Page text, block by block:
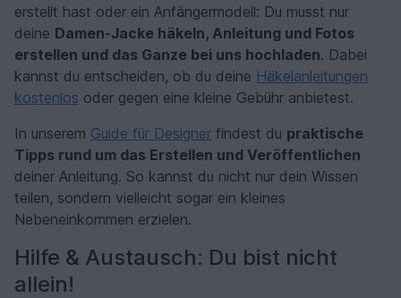
erstellt hast oder ein Anfängermodell: Du musst nur
deine Damen-Jacke häkeln, Anleitung und Fotos
erstellen und das Ganze bei uns hochladen. Dabei
kannst du entscheiden, ob du deine Häkelanleitungen
kostenlos oder gegen eine kleine Gebühr anbietest.
In unserem Guide für Designer findest du praktische
Tipps rund um das Erstellen und Veröffentlichen
deiner Anleitung. So kannst du nicht nur dein Wissen
teilen, sondern vielleicht sogar ein kleines
Nebeneinkommen erzielen.
Hilfe & Austausch: Du bist nicht
allein!